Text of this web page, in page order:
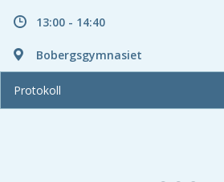
13:00 - 14:40
Bobergsgymnasiet
Protokoll